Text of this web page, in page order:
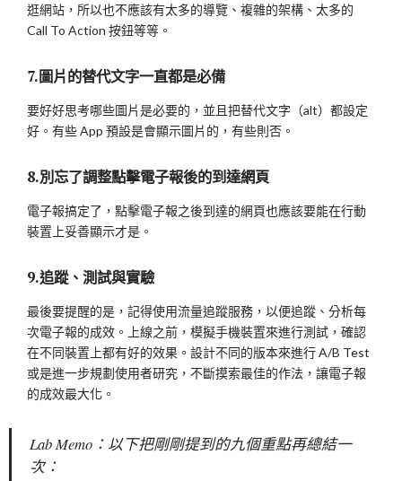
逛網站，所以也不應該有太多的導覽、複雜的架構、太多的
Call To Action 按鈕等等。
7.圖片的替代文字一直都是必備
要好好思考哪些圖片是必要的，並且把替代文字（alt）都設定
好。有些 App 預設是會顯示圖片的，有些則否。
8.別忘了調整點擊電子報後的到達網頁
電子報搞定了，點擊電子報之後到達的網頁也應該要能在行動
裝置上妥善顯示才是。
9.追蹤、測試與實驗
最後要提醒的是，記得使用流量追蹤服務，以便追蹤、分析每
次電子報的成效。上線之前，模擬手機裝置來進行測試，確認
在不同裝置上都有好的效果。設計不同的版本來進行 A/B Test
或是進一步規劃使用者研究，不斷摸索最佳的作法，讓電子報
的成效最大化。
Lab Memo：以下把剛剛提到的九個重點再總結一
次：